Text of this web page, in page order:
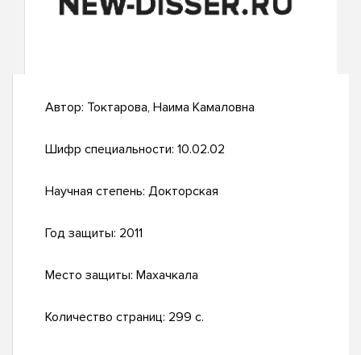
Автор: Токтарова, Наима Камаловна
Шифр специальности: 10.02.02
Научная степень: Докторская
Год защиты: 2011
Место защиты: Махачкала
Количество страниц: 299 с.